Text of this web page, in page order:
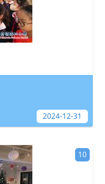
2024-12-31
10